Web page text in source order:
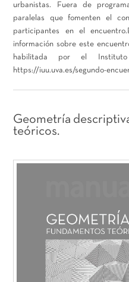
urbanistas. Fuera de
paralelas que fomenten el
participantes en el
información sobre este
habilitada por el Instituto
https://iuu.uva.es/segundo-
Geometría
teóricos.